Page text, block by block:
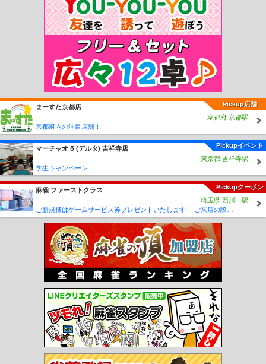
Pickup店舗
まーすた京都店
京都府 京都駅
京都府内の注目店舗！
Pickupイベント
マーチャオ δ (デルタ) 吉祥寺店
東京都 吉祥寺駅
学生キャンペーン
Pickupクーポン
麻雀 ファーストクラス
埼玉県 西川口駅